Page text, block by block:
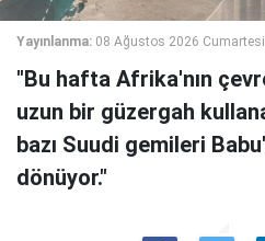
Yayınlanma: 08 Ağustos 2026
"Bu hafta Afrika'nın
uzun bir güzergah
bazı Suudi gemileri
dönüyor."